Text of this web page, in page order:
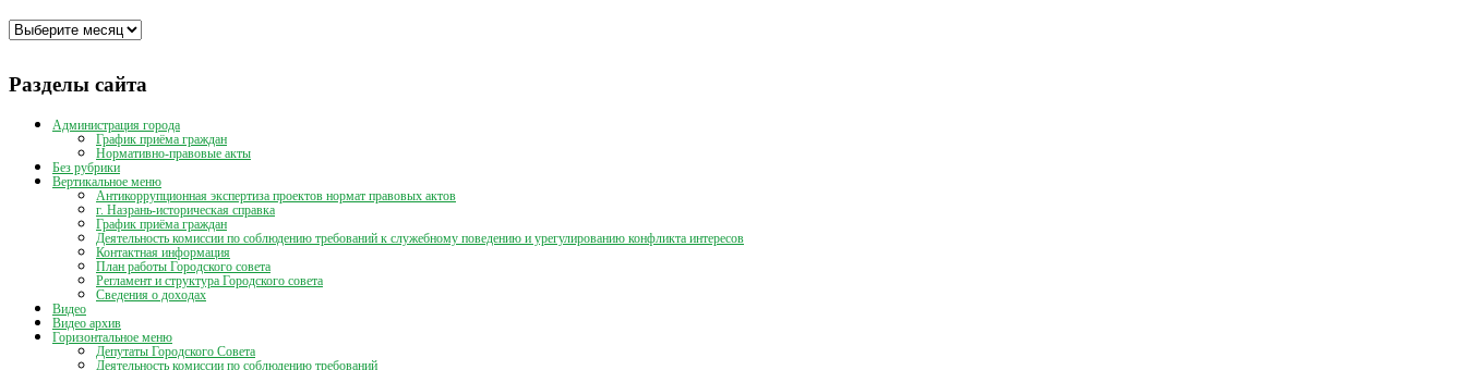
Архивы
Разделы сайта
Администрация города
График приёма граждан
Нормативно-правовые акты
Без рубрики
Вертикальное меню
Антикоррупционная экспертиза проектов нормат правовых актов
г. Назрань-историческая справка
График приёма граждан
Деятельность комиссии по соблюдению требований к служебному поведению и урегулированию конфликта интересов
Контактная информация
План работы Городского совета
Регламент и структура Городского совета
Сведения о доходах
Видео
Видео архив
Горизонтальное меню
Депутаты Городского Совета
Деятельность комиссии по соблюдению требований